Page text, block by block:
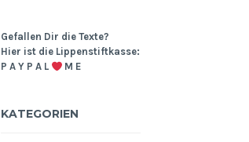
Gefallen Dir die Texte?
Hier ist die Lippenstiftkasse:
P A Y P A L
M E
KATEGORIEN